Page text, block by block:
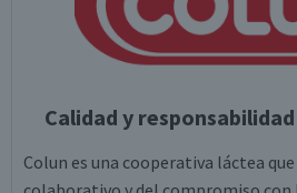
Calidad y
Colun es una cooperativa láctea